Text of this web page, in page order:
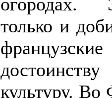
только и
культуру.